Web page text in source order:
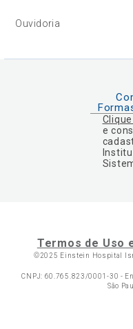
Ouvidoria
e
Termos de Uso
©2025 Einstein Hospital
CNPJ: 60.765.823/0001-30 -
São